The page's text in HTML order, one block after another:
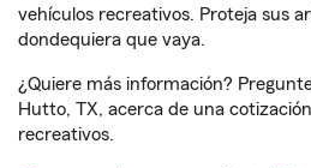
vehículos recreativos. Proteja sus
dondequiera que vaya.
¿Quiere más información?
Hutto, TX, acerca de una
recreativos.